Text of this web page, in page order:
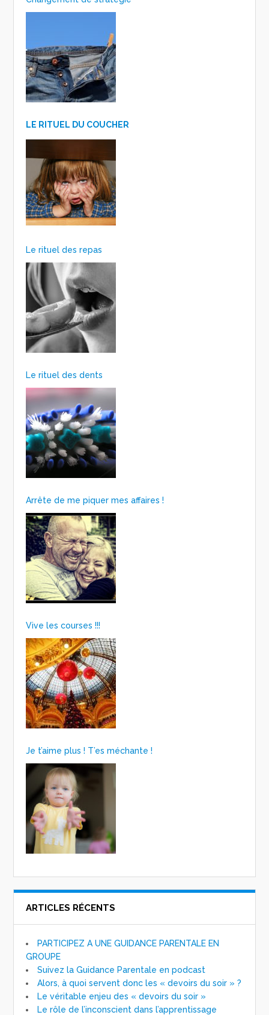
LE RITUEL DU COUCHER
Le rituel des repas
Le rituel des dents
Arrête de me piquer mes affaires !
Vive les courses !!!
Je t’aime plus ! T’es méchante !
ARTICLES RÉCENTS
PARTICIPEZ A UNE GUIDANCE PARENTALE EN
GROUPE
Suivez la Guidance Parentale en podcast
Alors, à quoi servent donc les « devoirs du soir » ?
Le véritable enjeu des « devoirs du soir »
Le rôle de l’inconscient dans l’apprentissage